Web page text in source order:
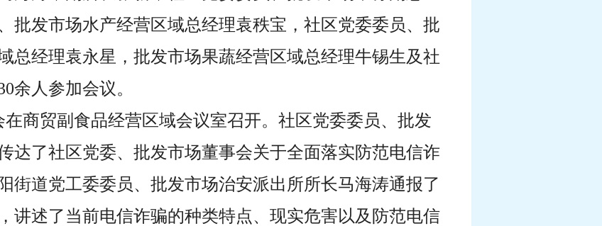
批发市场水产经营区域总经理袁秩宝，社区党委委员、批
总经理袁永星，批发市场果蔬经营区域总经理牛锡生及社
余人参加会议。
在商贸副食品经营区域会议室召开。社区党委委员、批发
达了社区党委、批发市场董事会关于全面落实防范电信诈
街道党工委委员、批发市场治安派出所所长马海涛通报了
讲述了当前电信诈骗的种类特点、现实危害以及防范电信